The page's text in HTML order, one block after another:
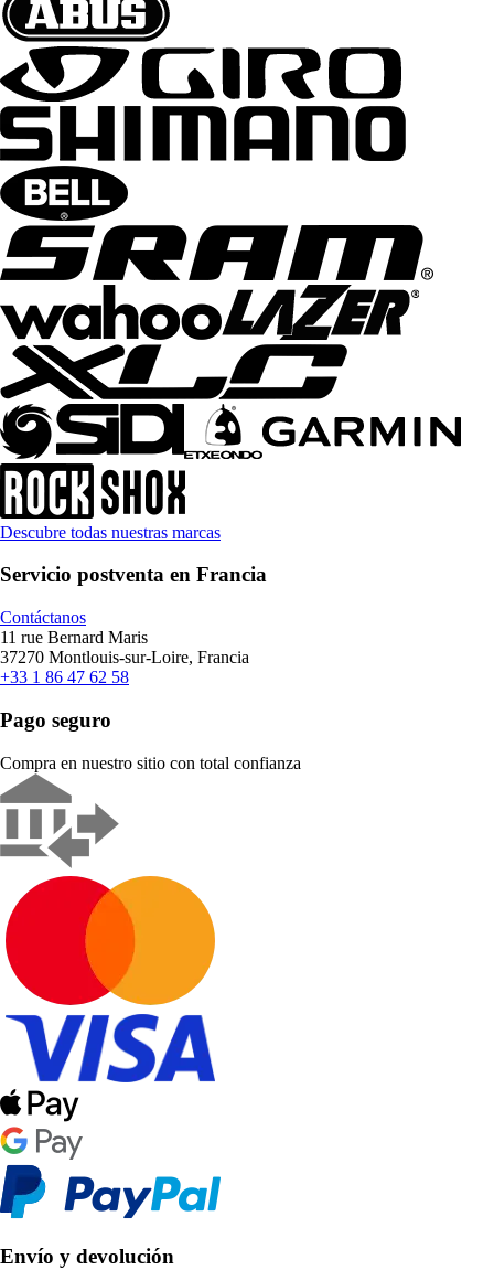
Descubre todas nuestras marcas
Servicio postventa en Francia
Contáctanos
11 rue Bernard Maris
37270 Montlouis-sur-Loire, Francia
+33 1 86 47 62 58
Pago seguro
Compra en nuestro sitio con total confianza
Envío y devolución